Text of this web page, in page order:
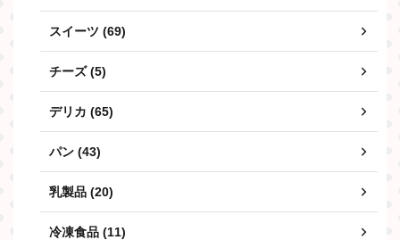
スイーツ (69)
チーズ (5)
デリカ (65)
パン (43)
乳製品 (20)
冷凍食品 (11)